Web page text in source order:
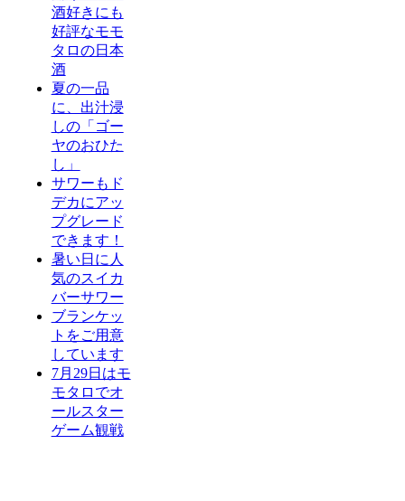
酒好きにも
好評なモモ
タロの日本
酒
夏の一品
に、出汁浸
しの「ゴー
ヤのおひた
し」
サワーもド
デカにアッ
プグレード
できます！
暑い日に人
気のスイカ
バーサワー
ブランケッ
トをご用意
しています
7月29日はモ
モタロでオ
ールスター
ゲーム観戦